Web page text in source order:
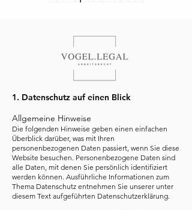
1. Datenschutz auf einen Blick
Allgemeine Hinweise
Die folgenden Hinweise geben einen einfachen
Überblick darüber, was mit Ihren
personenbezogenen Daten passiert, wenn Sie diese
Website besuchen. Personenbezogene Daten sind
alle Daten, mit denen Sie persönlich identifiziert
werden können. Ausführliche Informationen zum
Thema Datenschutz entnehmen Sie unserer unter
diesem Text aufgeführten Datenschutzerklärung.